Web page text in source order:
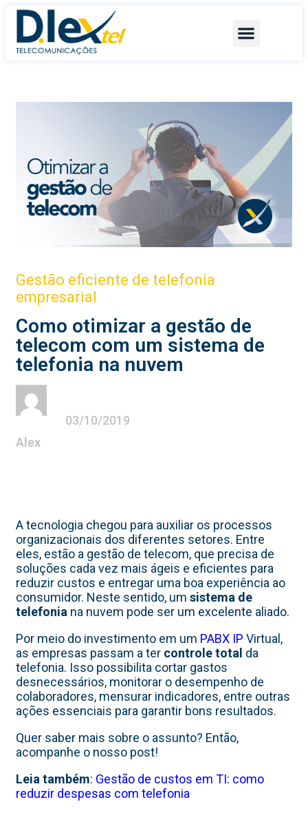
Gestão eficiente de telefonia
empresarial
Como otimizar a gestão de
telecom com um sistema de
telefonia na nuvem
Alex
03/10/2019
A tecnologia chegou para auxiliar os processos
organizacionais dos diferentes setores. Entre
eles, estão a gestão de telecom, que precisa de
soluções cada vez mais ágeis e eficientes para
reduzir custos e entregar uma boa experiência ao
consumidor. Neste sentido, um sistema de
telefonia na nuvem pode ser um excelente aliado.
Por meio do investimento em um PABX IP Virtual,
as empresas passam a ter controle total da
telefonia. Isso possibilita cortar gastos
desnecessários, monitorar o desempenho de
colaboradores, mensurar indicadores, entre outras
ações essenciais para garantir bons resultados.
Quer saber mais sobre o assunto? Então,
acompanhe o nosso post!
Leia também: Gestão de custos em TI: como
reduzir despesas com telefonia